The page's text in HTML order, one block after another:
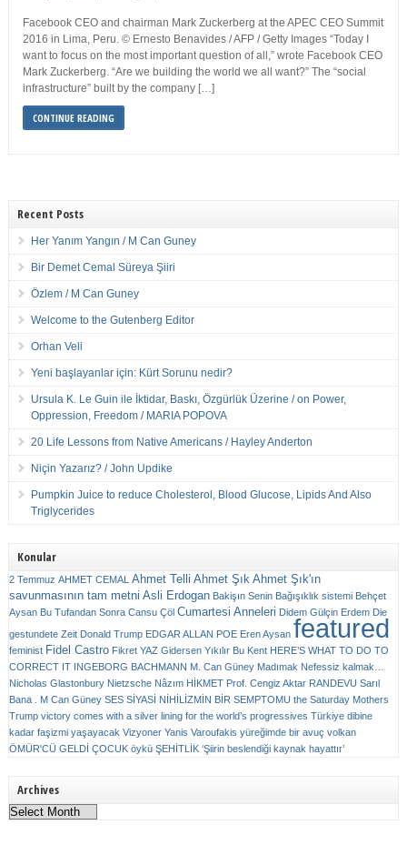
Facebook CEO and chairman Mark Zuckerberg at the APEC CEO Summit
2016 in Lima, Peru. © Ernesto Benavides / AFP / Getty Images “Today I
want to focus on the most important question of all,” wrote Facebook CEO
Mark Zuckerberg. “Are we building the world we all want?” The “social
infrastructure” built by the company […]
CONTINUE READING
Recent Posts
Her Yanım Yangın / M Can Guney
Bir Demet Cemal Süreya Şiiri
Özlem / M Can Guney
Welcome to the Gutenberg Editor
Orhan Veli
Yeni başlayanlar için: Kürt Sorunu nedir?
Ursula K. Le Guin ile İktidar, Baskı, Özgürlük Üzerine / on Power,
Oppression, Freedom / MARIA POPOVA
20 Life Lessons from Native Americans / Hayley Anderton
Niçin Yazarız? / John Updike
Pumpkin Juice to reduce Cholesterol, Blood Glucose, Lipids And Also
Triglycerides
Konular
2 Temmuz AHMET CEMAL Ahmet Telli Ahmet Şık Ahmet Şık'ın
savunmasının tam metni Asli Erdogan Bakişın Senin Bağışıklık sistemi Behçet
Aysan Bu Tufandan Sonra Cansu Çöl Cumartesi Anneleri Didem Gülçin Erdem Die
gestundete Zeit Donald Trump EDGAR ALLAN POE Eren Aysan featured
feminist Fidel Castro Fikret YAZ Gidersen Yıkılır Bu Kent HERE’S WHAT TO DO TO
CORRECT IT INGEBORG BACHMANN M. Can Güney Madımak Nefessiz kalmak…
Nicholas Glastonbury Nietzsche Nâzım HİKMET Prof. Cengiz Aktar RANDEVU Sarıl
Bana . M Can Güney SES SİYASİ NİHİLİZMİN BİR SEMPTOMU the Saturday Mothers
Trump victory comes with a silver lining for the world’s progressives Türkiye dibine
kadar faşizmi yaşayacak Vizyoner Yanis Varoufakis yüreğimde bir avuç volkan
ÖMÜR'CÜ GELDİ ÇOCUK öykü ŞEHİTLİK ‘Şiirin beslendiği kaynak hayattır’
Archives
Archives